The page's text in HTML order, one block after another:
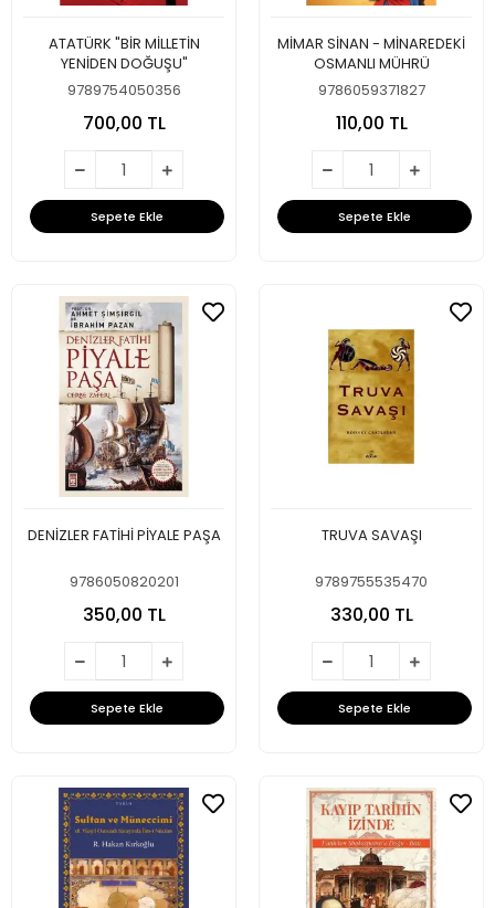
ATATÜRK "BİR MİLLETİN
YENİDEN DOĞUŞU"
9789754050356
700,00 TL
Sepete Ekle
MİMAR SİNAN - MİNAREDEKİ
OSMANLI MÜHRÜ
9786059371827
110,00 TL
Sepete Ekle
DENİZLER FATİHİ PİYALE PAŞA
9786050820201
350,00 TL
Sepete Ekle
TRUVA SAVAŞI
9789755535470
330,00 TL
Sepete Ekle